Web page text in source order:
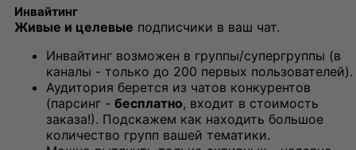
Инвайтинг
Живые и целевые подписчики в ваш чат.
Инвайтинг возможен в группы/супергруппы (в
каналы - только до 200 первых пользователей).
Аудитория берется из чатов конкурентов
(парсинг - бесплатно, входит в стоимость
заказа!). Подскажем как находить большое
количество групп вашей тематики.